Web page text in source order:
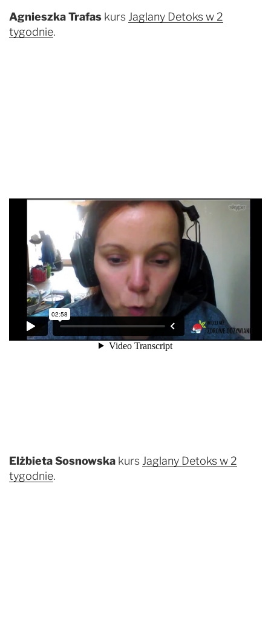
Agnieszka Trafas kurs Jaglany Detoks w 2
tygodnie.
Elżbieta Sosnowska kurs Jaglany Detoks w 2
tygodnie.